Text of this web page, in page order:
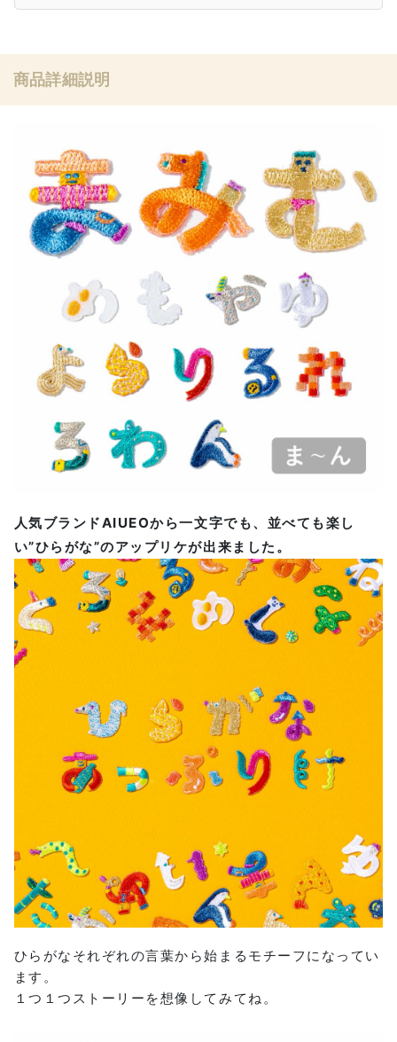
商品詳細説明
人気ブランドAIUEOから一文字でも、並べても楽し
い”ひらがな”のアップリケが出来ました。
ひらがなそれぞれの言葉から始まるモチーフになってい
ます。
１つ１つストーリーを想像してみてね。